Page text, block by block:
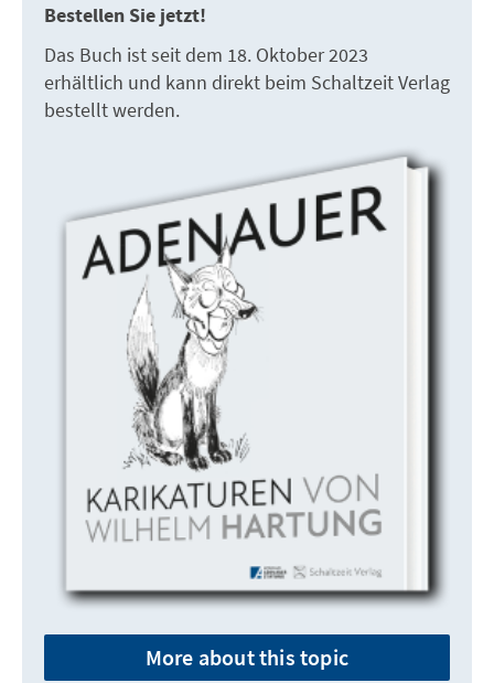
Bestellen Sie jetzt!
Das Buch ist seit dem 18. Oktober 2023
erhältlich und kann direkt beim Schaltzeit Verlag
bestellt werden.
More about this topic